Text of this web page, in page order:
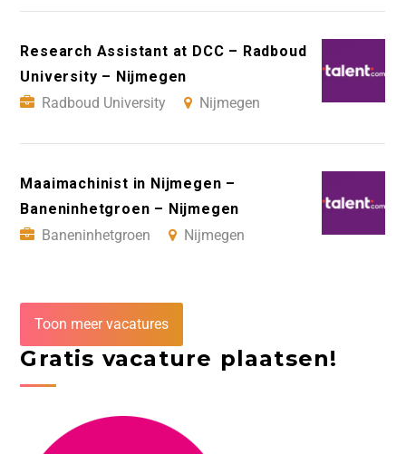
Research Assistant at DCC – Radboud
University – Nijmegen
Radboud University
Nijmegen
Maaimachinist in Nijmegen –
Baneninhetgroen – Nijmegen
Baneninhetgroen
Nijmegen
Toon meer vacatures
Gratis vacature plaatsen!